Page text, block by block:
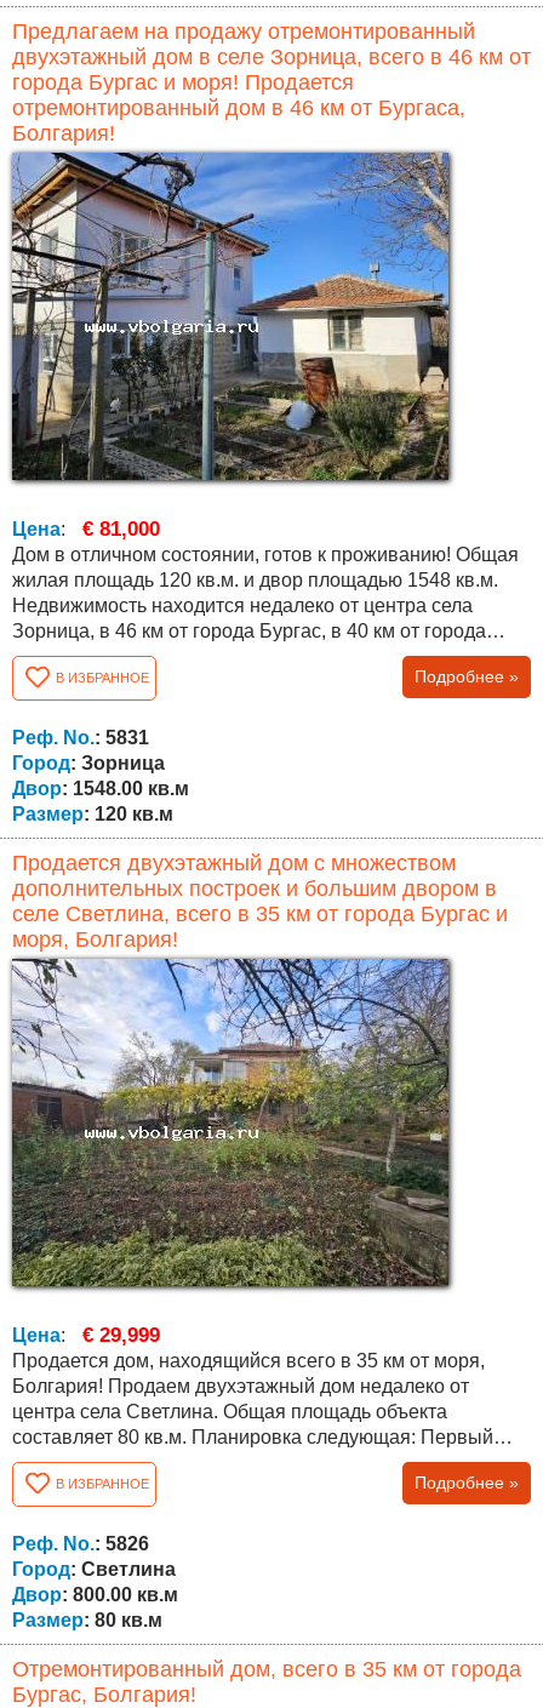
Предлагаем на продажу отремонтированный
двухэтажный дом в селе Зорница, всего в 46 км от
города Бургас и моря! Продается
отремонтированный дом в 46 км от Бургаса,
Болгария!
Цена: € 81,000
Дом в отличном состоянии, готов к проживанию! Общая
жилая площадь 120 кв.м. и двор площадью 1548 кв.м.
Недвижимость находится недалеко от центра села
Зорница, в 46 км от города Бургас, в 40 км от города
Ямбол и в 22 км от города Средец! Распределение: -
Первый этаж состоит из: прихожей, гостиной, кухни,
спальни и ванной комнаты с туалетом. - Второй этаж
состоит из: коридора, двух спален, ванной комнаты с
В ИЗБРАННОЕ Подробнее »
Реф. No.: 5831
Город: Зорница
Двор: 1548.00 кв.м
Размер: 120 кв.м
Продается двухэтажный дом с множеством
дополнительных построек и большим двором в
селе Светлина, всего в 35 км от города Бургас и
моря, Болгария!
Цена: € 29,999
Продается дом, находящийся всего в 35 км от моря,
Болгария! Продаем двухэтажный дом недалеко от
центра села Светлина. Общая площадь объекта
составляет 80 кв.м. Планировка следующая: Первый
этаж состоит из двух комнат. На втором этаже две
комнаты и кладовая, которую можно переоборудовать в
ванную комнату и туалет. Двор 800 кв.м., есть зонд,
дополнительные постройки, наружная ванная комната и
туалет, гараж и т.д. Дом в хорошем...
В ИЗБРАННОЕ Подробнее »
Реф. No.: 5826
Город: Светлина
Двор: 800.00 кв.м
Размер: 80 кв.м
Отремонтированный дом, всего в 35 км от города
Бургас, Болгария!